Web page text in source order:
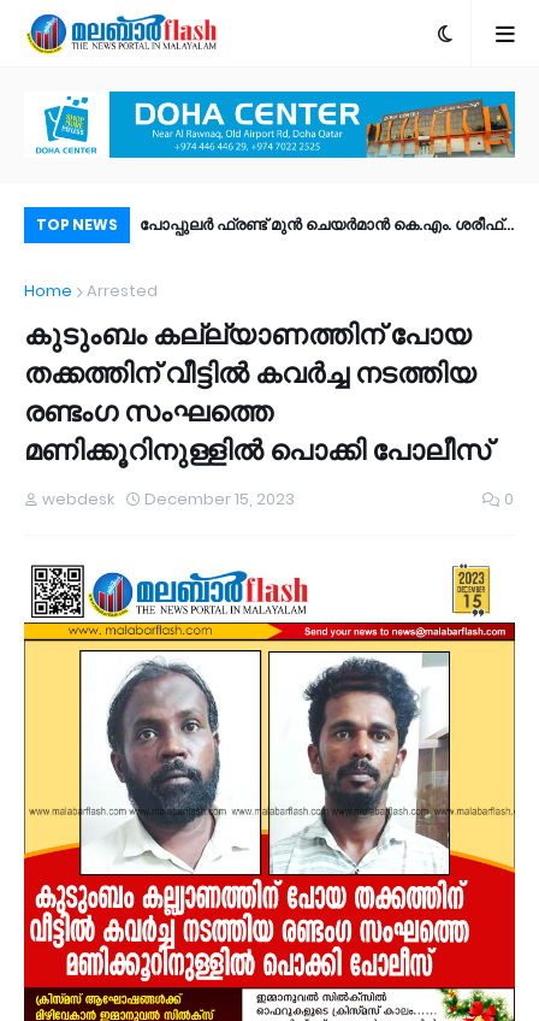
TOP NEWS
ഐഒഎസ് 27
പോപ്പുലർ ഫ്രണ്ട്​ മുൻ ചെയർമാൻ കെ.എം. ശരീഫ്​
Home
Arrested
കുടുംബം കല്ല്യാണത്തിന് പോയ
തക്കത്തിന് വീട്ടിൽ കവർച്ച നടത്തിയ
രണ്ടംഗ സംഘത്തെ
മണിക്കൂറിനുള്ളിൽ പൊക്കി പോലീസ്
webdesk December 15, 2023 0